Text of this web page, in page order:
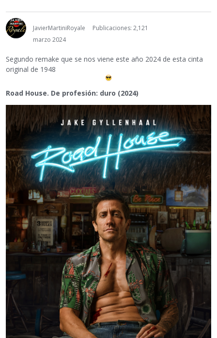
JavierMartiniRoyale
Publicaciones: 2,121
marzo 2024
Segundo remake que se nos viene este año 2024 de esta cinta
original de 1948
Road House. De profesión: duro (2024)